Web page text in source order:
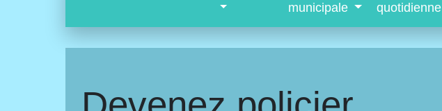
municipale
quotidienne